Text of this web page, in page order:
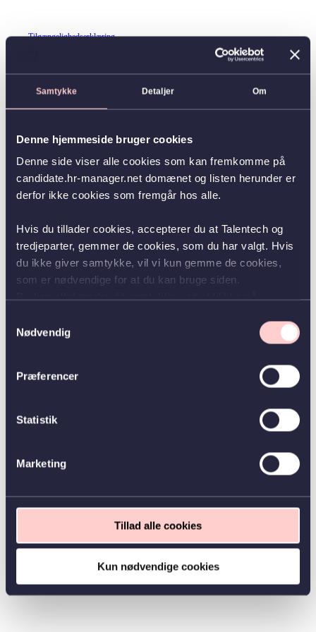
Samtykke Detaljer Om
Denne hjemmeside bruger cookies
Denne side viser alle cookies som kan fremkomme på
candidate.hr-manager.net domænet og listen herunder er
derfor ikke cookies som fremgår hos alle.
Hvis du tillader cookies, accepterer du at Talentech og
tredjeparter, gemmer de cookies, som du har valgt. Hvis
du ikke giver samtykke, vil vi kun gemme de cookies,
som er nødvendige for at du kan bruge siden.
Nødvendig
Præferencer
Statistik
Marketing
Tillad alle cookies
Kun nødvendige cookies
Tilgængelighedserklæring